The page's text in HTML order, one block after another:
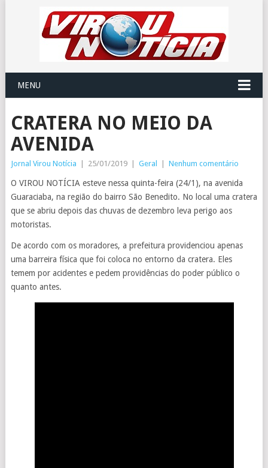
MENU
CRATERA NO MEIO DA
AVENIDA
Jornal Virou Notícia 25/01/2019 Geral Nenhum comentário
O VIROU NOTÍCIA esteve nessa quinta-feira (24/1), na avenida
Guaraciaba, na região do bairro São Benedito. No local uma cratera
que se abriu depois das chuvas de dezembro leva perigo aos
motoristas.
De acordo com os moradores, a prefeitura providenciou apenas
uma barreira física que foi coloca no entorno da cratera. Eles
temem por acidentes e pedem providências do poder público o
quanto antes.